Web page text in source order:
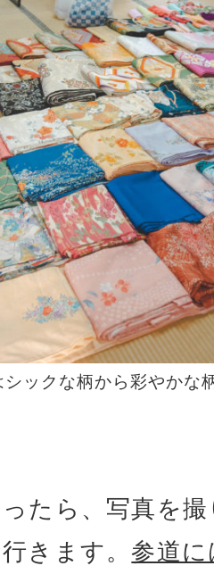
シックな柄から彩やかな
たら、写真を
きます。 参道